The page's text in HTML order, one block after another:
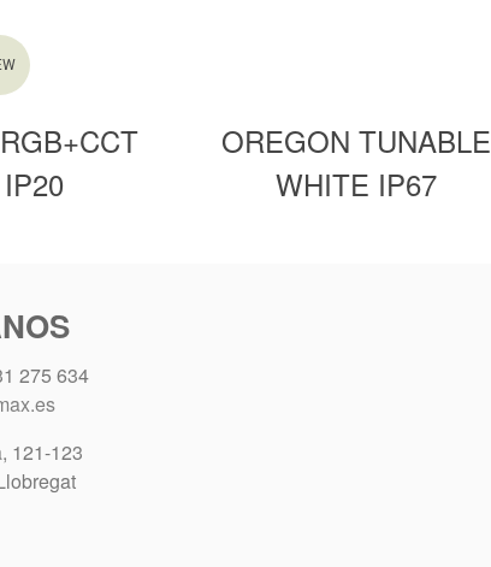
OREGON TUNABLE
WHITE IP67
275 634
121-123